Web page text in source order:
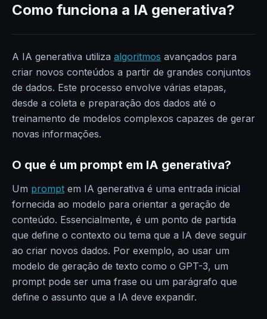
Como funciona a IA generativa?
A IA generativa utiliza algoritmos avançados para
criar novos conteúdos a partir de grandes conjuntos
de dados. Este processo envolve várias etapas,
desde a coleta e preparação dos dados até o
treinamento de modelos complexos capazes de gerar
novas informações.
O que é um prompt em IA generativa?
Um prompt em IA generativa é uma entrada inicial
fornecida ao modelo para orientar a geração de
conteúdo. Essencialmente, é um ponto de partida
que define o contexto ou tema que a IA deve seguir
ao criar novos dados. Por exemplo, ao usar um
modelo de geração de texto como o GPT-3, um
prompt pode ser uma frase ou um parágrafo que
define o assunto que a IA deve expandir.